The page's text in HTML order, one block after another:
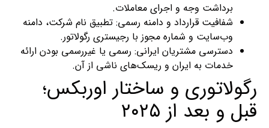
برداشت وجه و اجرای معاملات.
شفافیت قرارداد و دامنه رسمی: تطبیق نام شرکت، دامنه
وب‌سایت و شماره مجوز با رجیستری رگولاتور.
دسترسی مشتریان ایرانی: رسمی یا غیررسمی بودن ارائه
خدمات به ایران و ریسک‌های ناشی از آن.
رگولاتوری و ساختار اوربکس؛
قبل و بعد از ۲۰۲۵